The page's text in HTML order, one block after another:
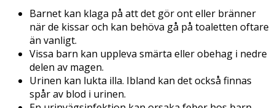
Barnet kan klaga på att det gör ont eller bränner
när de kissar och kan behöva gå på toaletten oftare
än vanligt.
Vissa barn kan uppleva smärta eller obehag i nedre
delen av magen.
Urinen kan lukta illa. Ibland kan det också finnas
spår av blod i urinen.